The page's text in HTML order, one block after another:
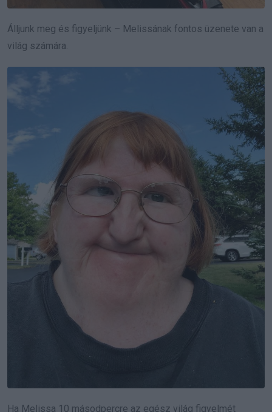
Álljunk meg és figyeljünk – Melissának fontos üzenete van a
világ számára.
Ha Melissa 10 másodpercre az egész világ figyelmét